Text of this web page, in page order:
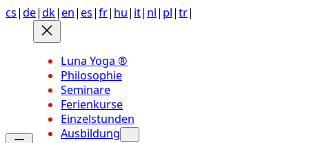
Anchor
Zum
Inhalt
springen
cs|de|dk| en| es|fr| hu| it| nl| pl|tr|
Luna Yoga ®
Philosophie
Seminare
Ferienkurse
Einzelstunden
Ausbildung